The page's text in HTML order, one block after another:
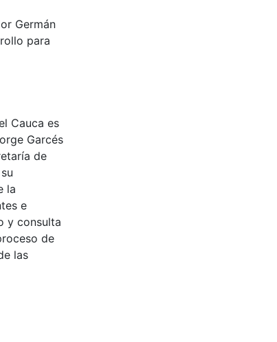
Germán
para
Cauca es
Garcés
de
la
e
y consulta
de
las